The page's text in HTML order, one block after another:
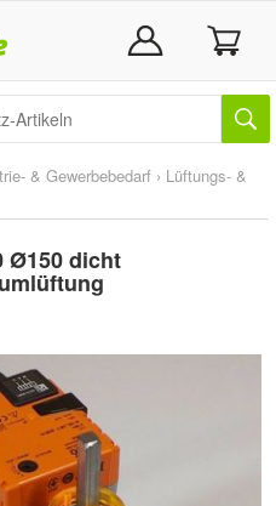
& Gewerbebedarf › Lüftungs- &
Ø150 dicht